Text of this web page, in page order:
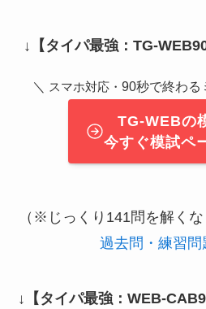
↓ 【タイパ最強：TG-
＼ スマホ対応・ 90秒で終わる
TG-WEBの
今すぐ模試ペ
（※じっくり141問を解く
過去問・練習問
↓ 【タイパ最強：WEB-